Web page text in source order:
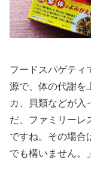
フードスパゲティ
源で、体の代謝を
カ、貝類などが入
だ、ファミリーレ
ですね。その場合
でも構いません。